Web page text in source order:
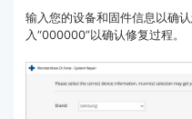
输入您的设备和固件信息以确
入“000000”以确认修复过程。